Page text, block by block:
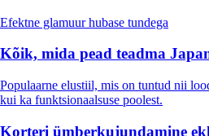
Efektne glamuur hubase tundega
Kõik, mida pead teadma
Populaarne elustiil, mis on tuntud nii
kui ka funktsionaalsuse poolest.
Korteri ümberkujundamine